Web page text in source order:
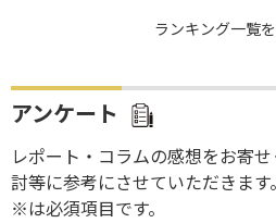
ランキング一覧
アンケート
レポート・コラムの感想をお寄
討等に参考にさせていただきます。
※は必須項目です。